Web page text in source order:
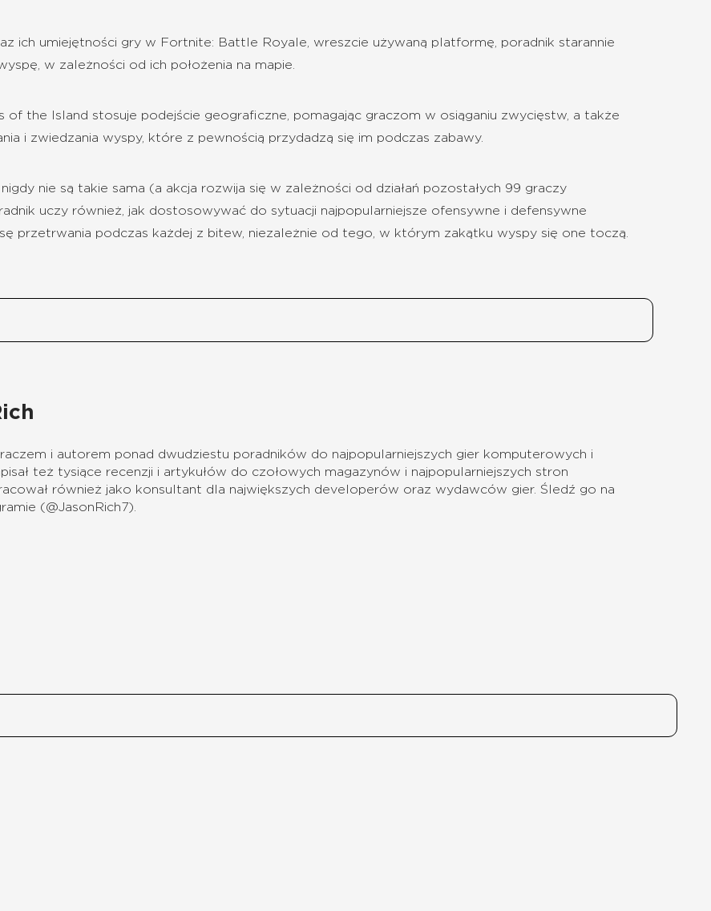
ich umiejętności gry w Fortnite: Battle Royale, wreszcie używaną platformę, poradnik starannie
w zależności od ich położenia na mapie.
the Island stosuje podejście geograficzne, pomagając graczom w osiąganiu zwycięstw, a także
i zwiedzania wyspy, które z pewnością przydadzą się im podczas zabawy.
nie są takie sama (a akcja rozwija się w zależności od działań pozostałych 99 graczy
uczy również, jak dostosowywać do sytuacji najpopularniejsze ofensywne i defensywne
przetrwania podczas każdej z bitew, niezależnie od tego, w którym zakątku wyspy się one toczą.
i autorem ponad dwudziestu poradników do najpopularniejszych gier komputerowych i
też tysiące recenzji i artykułów do czołowych magazynów i najpopularniejszych stron
również jako konsultant dla największych developerów oraz wydawców gier. Śledź go na
(@JasonRich7).